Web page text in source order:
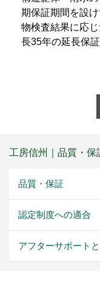
期保証期間を設
物検査結果に応
長35年の延長保証
工房信州｜品質・保
品質・保証
認定制度への適合
アフターサポート